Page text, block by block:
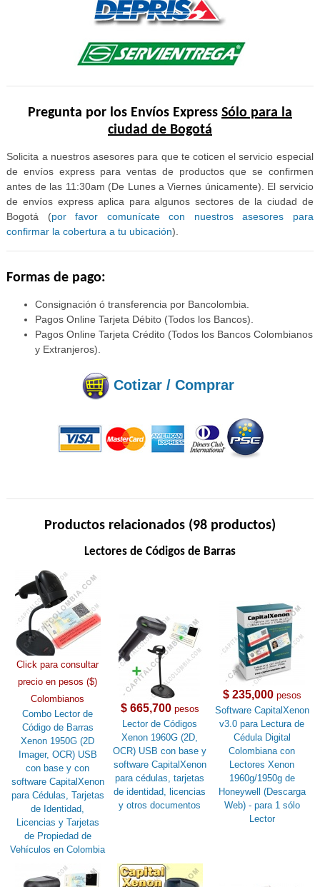
Pregunta por los Envíos Express Sólo para la
ciudad de Bogotá
Solicita a nuestros asesores para que te coticen el servicio especial
de envíos express para ventas de productos que se confirmen
antes de las 11:30am (De Lunes a Viernes únicamente). El servicio
de envíos express aplica para algunos sectores de la ciudad de
Bogotá (por favor comunícate con nuestros asesores para
confirmar la cobertura a tu ubicación).
Formas de pago:
Consignación ó transferencia por Bancolombia.
Pagos Online Tarjeta Débito (Todos los Bancos).
Pagos Online Tarjeta Crédito (Todos los Bancos Colombianos
y Extranjeros).
Cotizar / Comprar
Productos relacionados (98 productos)
Lectores de Códigos de Barras
Click para consultar
precio en pesos ($)
Colombianos
Combo Lector de
Código de Barras
Xenon 1950G (2D
Imager, OCR) USB
con base y con
software CapitalXenon
para Cédulas, Tarjetas
de Identidad,
Licencias y Tarjetas
de Propiedad de
Vehículos en Colombia
$ 665,700pesos
Lector de Códigos
Xenon 1960G (2D,
OCR) USB con base y
software CapitalXenon
para cédulas, tarjetas
de identidad, licencias
y otros documentos
$ 235,000pesos
Software CapitalXenon
v3.0 para Lectura de
Cédula Digital
Colombiana con
Lectores Xenon
1960g/1950g de
Honeywell (Descarga
Web) - para 1 sólo
Lector